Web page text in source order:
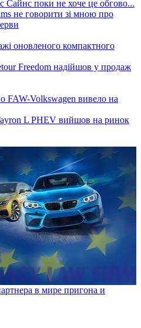
не говорити зі мною про
Freedom надійшов у продаж
L PHEV вийшов на ринок
в мире пригона и